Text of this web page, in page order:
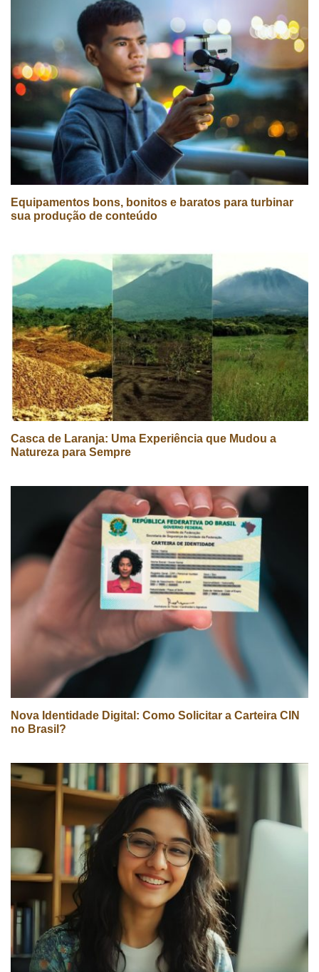
Equipamentos bons, bonitos e baratos para turbinar
sua produção de conteúdo
Casca de Laranja: Uma Experiência que Mudou a
Natureza para Sempre
Nova Identidade Digital: Como Solicitar a Carteira CIN
no Brasil?